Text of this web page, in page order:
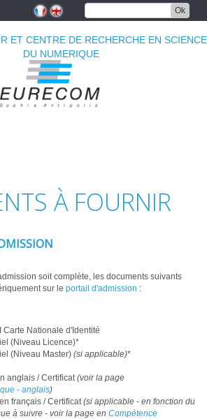
Ok
ET CENTRE DE RECHERCHE EN
DU NUMERIQUE
À FOURNIR
soit complète, les documents suivants
sur le portail d'admission :
Carte Nationale d'Identité
(Niveau Licence)*
(Niveau Master) (si applicable)*
anglais / Certificat(voir la page
- anglais)
français / Certificat(si applicable - en fonction du
à suivre - voir la page en Compétence